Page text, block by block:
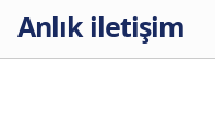
Anlık iletişim